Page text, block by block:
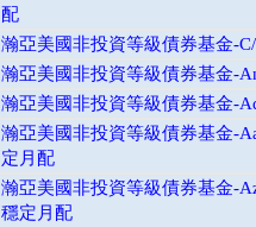
配
瀚亞美國非投資等級債券基金-
瀚亞美國非投資等級債券基金-
瀚亞美國非投資等級債券基金-
瀚亞美國非投資等級債券基金-
定月配
瀚亞美國非投資等級債券基金-
穩定月配